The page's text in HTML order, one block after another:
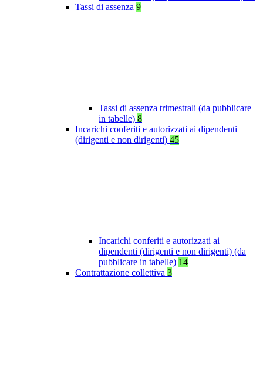
Tassi di assenza 9
Tassi di assenza trimestrali (da pubblicare
in tabelle) 8
Incarichi conferiti e autorizzati ai dipendenti
(dirigenti e non dirigenti) 45
Incarichi conferiti e autorizzati ai
dipendenti (dirigenti e non dirigenti) (da
pubblicare in tabelle) 14
Contrattazione collettiva 3